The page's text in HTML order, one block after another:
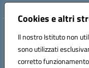
Cookies e altri
Il nostro Istituto non
sono utilizzati
corretto
Istituto Comprensivo
Via Cupa Campanariello,
Tel. +39 0818834377 -